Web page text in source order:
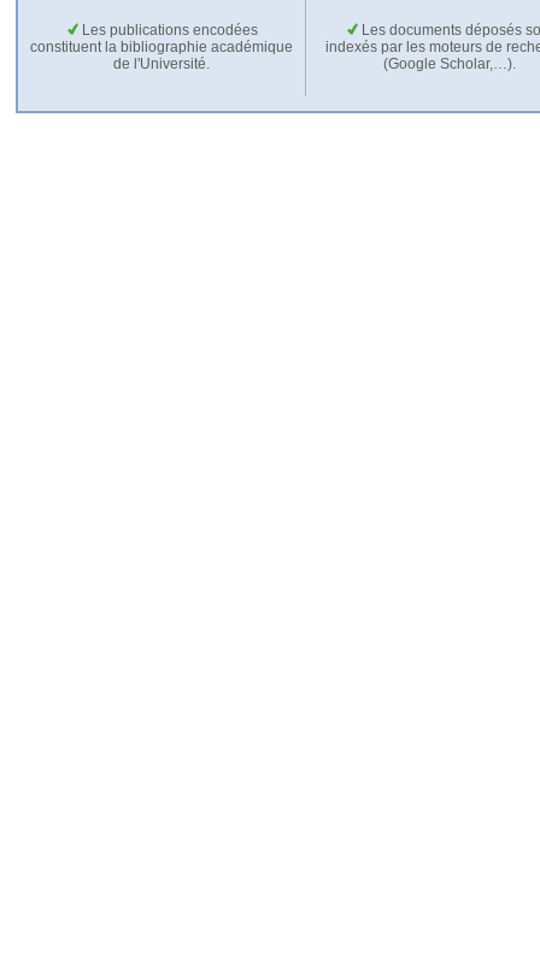
Les publications encodées
constituent la bibliographie académique
de l'Université.
Les documents déposés
indexés par les moteurs de
(Google Scholar,…).